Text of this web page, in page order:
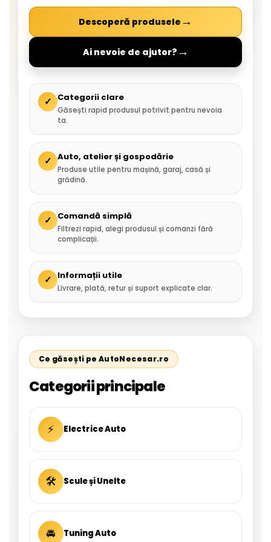
Descoperă produsele →
Ai nevoie de ajutor? →
✓ Categorii clare
Găsești rapid produsul potrivit pentru nevoia
ta.
✓ Auto, atelier și gospodărie
Produse utile pentru mașină, garaj, casă și
grădină.
✓ Comandă simplă
Filtrezi rapid, alegi produsul și comanzi fără
complicații.
✓ Informații utile
Livrare, plată, retur și suport explicate clar.
Ce găsești pe AutoNecesar.ro
Categorii principale
⚡ Electrice Auto
🛠 Scule și Unelte
🚘 Tuning Auto